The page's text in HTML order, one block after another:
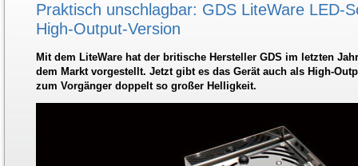
Praktisch unschlagbar: GDS LiteWare LED-
High-Output-Version
Mit dem LiteWare hat der britische Hersteller GDS im letzten
dem Markt vorgestellt. Jetzt gibt es das Gerät auch als High-
zum Vorgänger doppelt so großer Helligkeit.